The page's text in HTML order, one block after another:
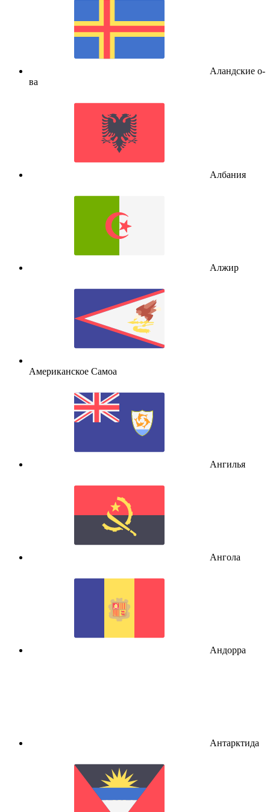
Аландские о-
ва
Албания
Алжир
Американское Самоа
Ангилья
Ангола
Андорра
Антарктида